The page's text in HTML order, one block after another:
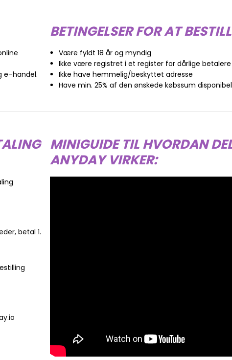
e–handel.
BETINGELSER FOR AT
Være fyldt 18 år og myndig
Ikke være registret i et register for dårlige betalere
Ikke have hemmelig/beskyttet adresse
Have min. 25% af den ønskede købssum
betal 1.
MINIGUIDE TIL HVORDAN
ANYDAY VIRKER: